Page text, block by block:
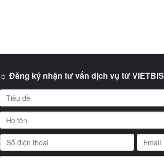
☼ Đăng ký nhận tư vấn dịch vụ từ VIETBIS